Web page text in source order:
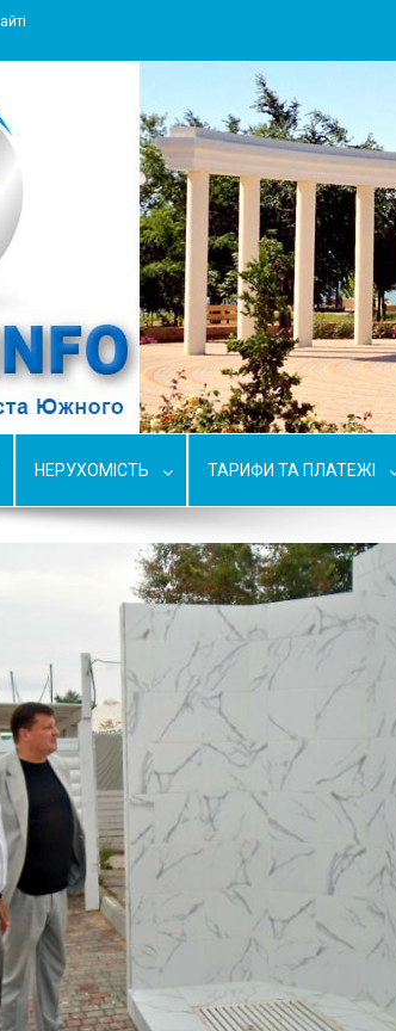
Южный
НЕРУХОМІСТЬ ТАРИФИ ТА ПЛАТЕЖІ